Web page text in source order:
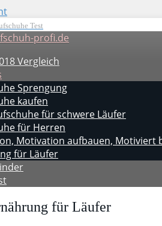
Test
profi.de
Vergleich
Sprengung
kaufen
für schwere Läufer
für Herren
Motivation aufbauen, Motiviert
für Läufer
für Läufer